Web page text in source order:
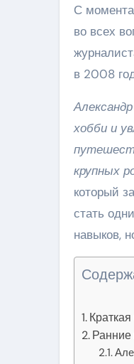
С
во всех
в 2008
хобби и
крупных
который
стать
навыков,
Ранние